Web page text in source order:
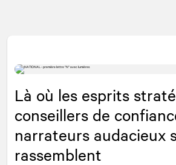
Là où les esprits
conseillers de
narrateurs audacieux
rassemblent